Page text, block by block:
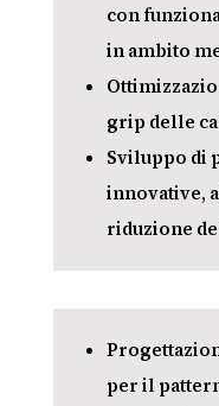
con
in ambito
grip delle
Sviluppo di
innovative,
riduzione
per il